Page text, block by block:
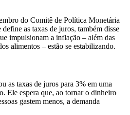
do Comitê de Política Monetária
as taxas de juros, também disse
impulsionam a inflação – além das
alimentos – estão se estabilizando.
as taxas de juros para 3% em uma
Ele espera que, ao tornar o dinheiro
gastem menos, a demanda